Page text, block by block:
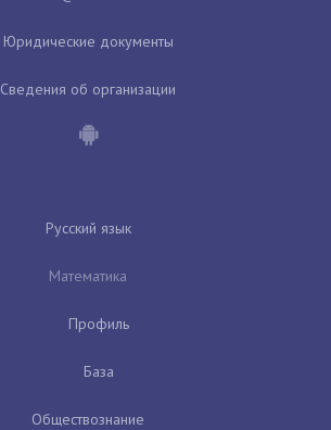
Юридические документы
Сведения об организации
Русский язык
Математика
Профиль
База
Обществознание